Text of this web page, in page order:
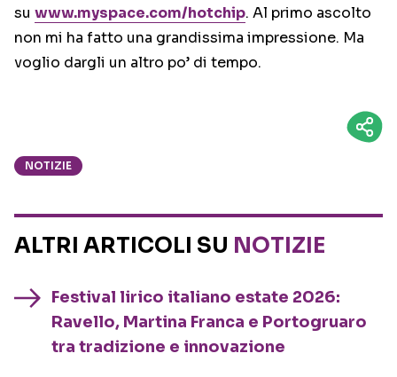
su www.myspace.com/hotchip. Al primo ascolto
non mi ha fatto una grandissima impressione. Ma
voglio dargli un altro po’ di tempo.
NOTIZIE
ALTRI ARTICOLI SU NOTIZIE
Festival lirico italiano estate 2026:
Ravello, Martina Franca e Portogruaro
tra tradizione e innovazione